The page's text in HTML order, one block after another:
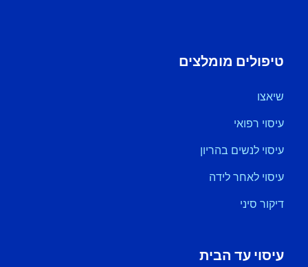
טיפולים מומלצים
שיאצו
עיסוי רפואי
עיסוי לנשים בהריון
עיסוי לאחר לידה
דיקור סיני
עיסוי עד הבית